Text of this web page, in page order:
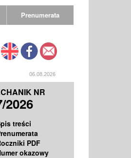
Prenumerata
06.08.2026
NR
2026
treści
PDF
okazowy